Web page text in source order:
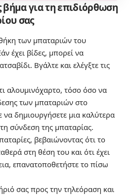
για τη επιδιόρθωση
σας
των μπαταριών του
έχει βίδες, μπορεί να
Βγάλτε και ελέγξτε τις
αλουμινόχαρτο, τόσο όσο να
των μπαταριών στο
να δημιουργήσετε μια καλύτερα
σύνδεση της μπαταρίας.
βεβαιώνοντας ότι το
στη θέση του και ότι έχει
επανατοποθετήστε το πίσω
σας προς την τηλεόραση και